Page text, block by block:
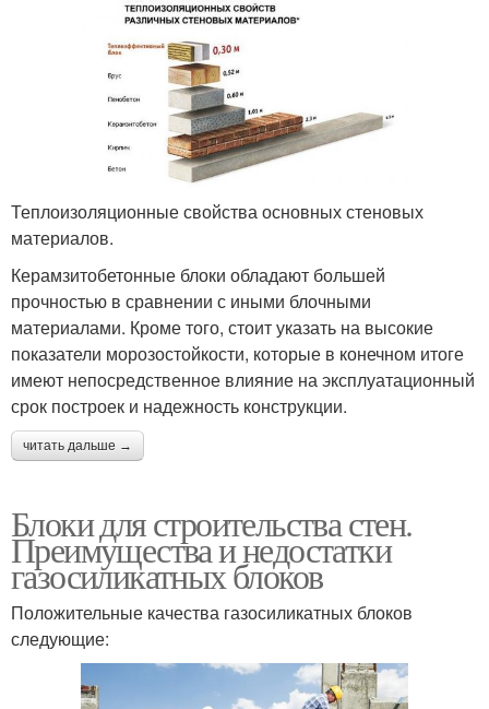
Теплоизоляционные свойства основных стеновых
материалов.
Керамзитобетонные блоки обладают большей
прочностью в сравнении с иными блочными
материалами. Кроме того, стоит указать на высокие
показатели морозостойкости, которые в конечном итоге
имеют непосредственное влияние на эксплуатационный
срок построек и надежность конструкции.
читать дальше →
Блоки для строительства стен.
Преимущества и недостатки
газосиликатных блоков
Положительные качества газосиликатных блоков
следующие: